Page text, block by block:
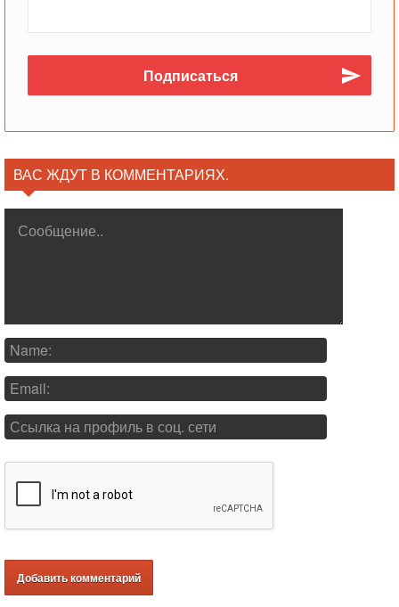
ВАС ЖДУТ В КОММЕНТАРИЯХ.